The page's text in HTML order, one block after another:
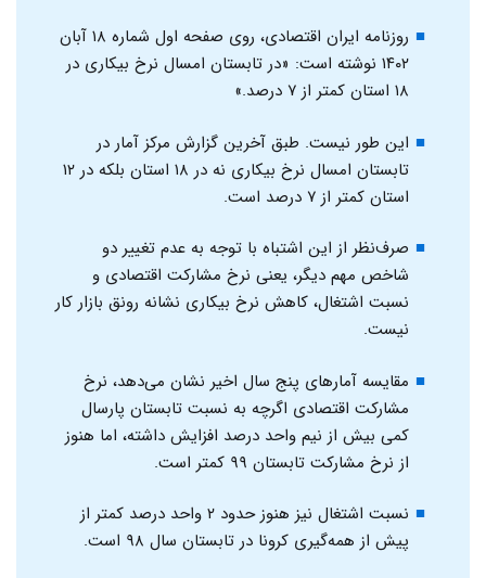
روزنامه ایران اقتصادی، روی صفحه اول شماره ۱۸ آبان
۱۴۰۲ نوشته است: «در تابستان امسال نرخ بیکاری در
۱۸ استان کمتر از ۷ درصد.»
این طور نیست. طبق آخرین گزارش مرکز آمار در
تابستان امسال نرخ بیکاری نه در ۱۸ استان بلکه در ۱۲
استان کمتر از ۷ درصد است.
صرف‌نظر از این اشتباه با توجه به عدم تغییر دو
شاخص مهم دیگر، یعنی نرخ مشارکت اقتصادی و
نسبت اشتغال، کاهش نرخ بیکاری نشانه رونق بازار کار
نیست.
مقایسه آمارهای پنج سال اخیر نشان می‌دهد، نرخ
مشارکت اقتصادی اگرچه به نسبت تابستان پارسال
کمی بیش از نیم واحد درصد افزایش داشته، اما هنوز
از نرخ مشارکت تابستان ۹۹ کمتر است.
نسبت اشتغال نیز هنوز حدود ۲ واحد درصد کمتر از
پیش از همه‌گیری کرونا در تابستان سال ۹۸ است.